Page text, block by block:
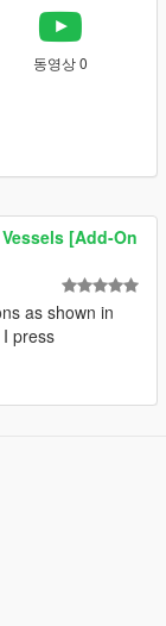
동영상 0
[Add-On
as shown in
press